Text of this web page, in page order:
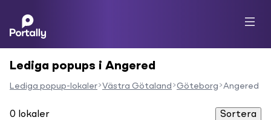
Lediga popups i Angered
Lediga popup-lokaler Västra Götaland Göteborg Angered
0 lokaler Sortera